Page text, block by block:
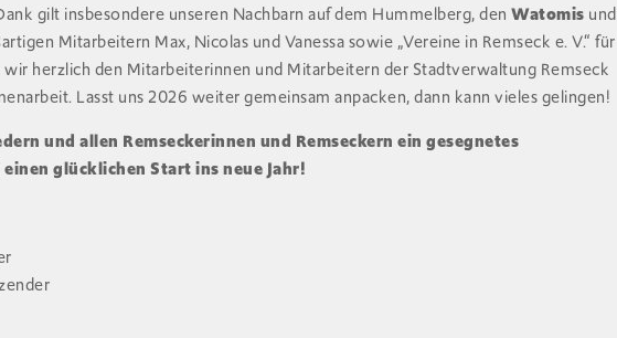
gilt insbesondere unseren Nachbarn auf dem Hummelberg, denWatomis und
Mitarbeitern Max, Nicolas und Vanessa sowie „Vereine in Remseck e. V.“ für
herzlich den Mitarbeiterinnen und Mitarbeitern der Stadtverwaltung Remseck
Lasst uns 2026 weiter gemeinsam anpacken, dann kann vieles gelingen!
und allen Remseckerinnen und Remseckern ein gesegnetes
glücklichen Start ins neue Jahr!